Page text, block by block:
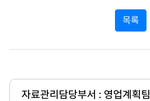
목록
자료관리담당부서 : 영업계획